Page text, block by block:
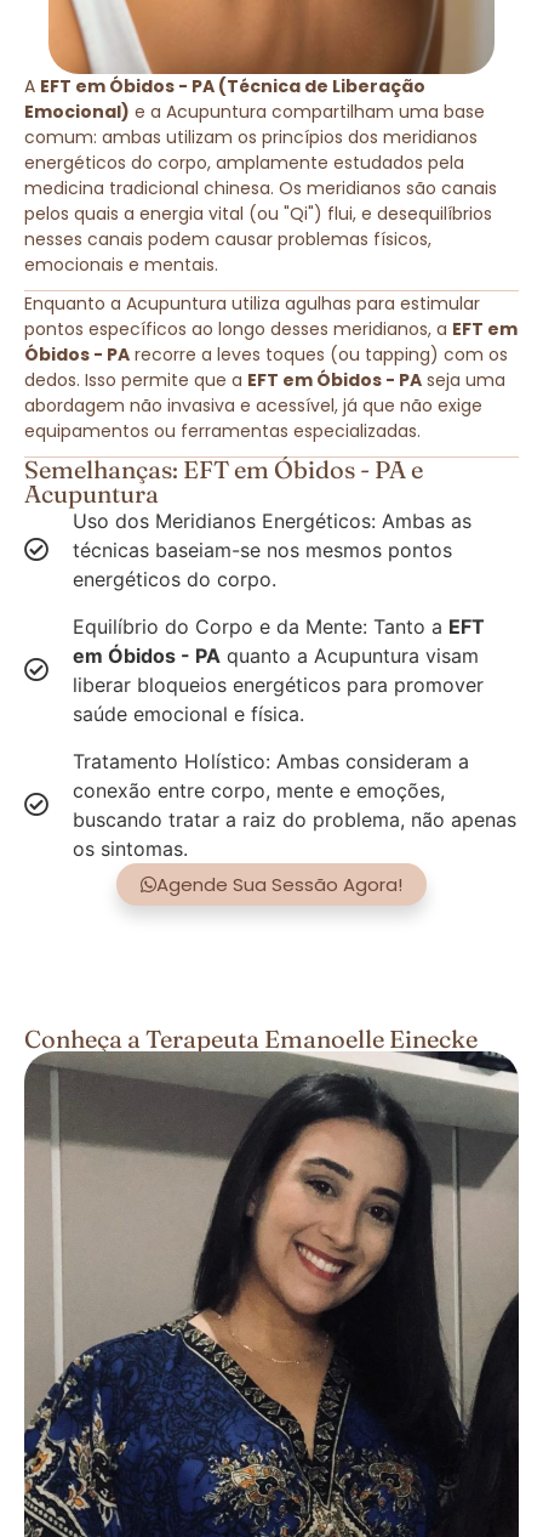
A EFT em Óbidos - PA (Técnica de Liberação
Emocional) e a Acupuntura compartilham uma base
comum: ambas utilizam os princípios dos meridianos
energéticos do corpo, amplamente estudados pela
medicina tradicional chinesa. Os meridianos são canais
pelos quais a energia vital (ou "Qi") flui, e desequilíbrios
nesses canais podem causar problemas físicos,
emocionais e mentais.
Enquanto a Acupuntura utiliza agulhas para estimular
pontos específicos ao longo desses meridianos, a EFT em
Óbidos - PA recorre a leves toques (ou tapping) com os
dedos. Isso permite que a EFT em Óbidos - PA seja uma
abordagem não invasiva e acessível, já que não exige
equipamentos ou ferramentas especializadas.
Semelhanças: EFT em Óbidos - PA e
Acupuntura
Uso dos Meridianos Energéticos: Ambas as
técnicas baseiam-se nos mesmos pontos
energéticos do corpo.
Equilíbrio do Corpo e da Mente: Tanto a EFT
em Óbidos - PA quanto a Acupuntura visam
liberar bloqueios energéticos para promover
saúde emocional e física.
Tratamento Holístico: Ambas consideram a
conexão entre corpo, mente e emoções,
buscando tratar a raiz do problema, não apenas
os sintomas.
Agende Sua Sessão Agora!
Conheça a Terapeuta Emanoelle Einecke